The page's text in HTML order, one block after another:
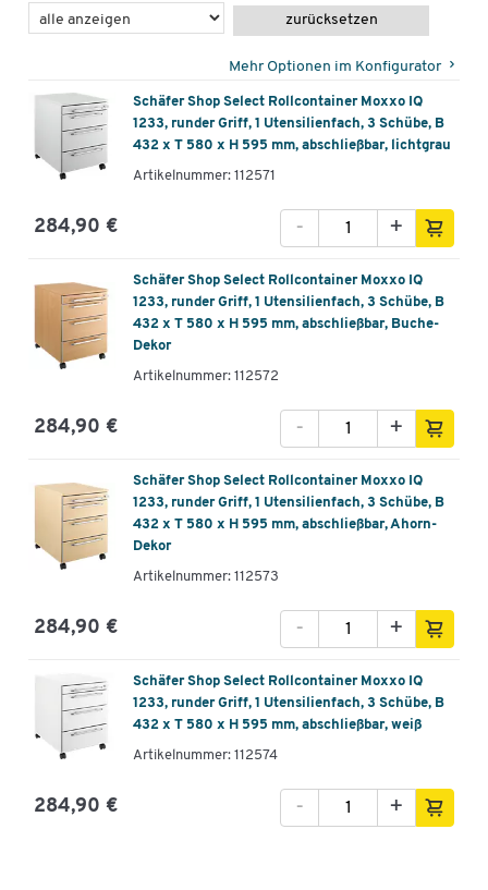
zurücksetzen
Mehr Optionen im Konfigurator
Schäfer Shop Select Rollcontainer Moxxo IQ
1233, runder Griff, 1 Utensilienfach, 3 Schübe, B
432 x T 580 x H 595 mm, abschließbar, lichtgrau
Artikelnummer: 112571
284,90 € +
-
Schäfer Shop Select Rollcontainer Moxxo IQ
1233, runder Griff, 1 Utensilienfach, 3 Schübe, B
432 x T 580 x H 595 mm, abschließbar, Buche-
Dekor
Artikelnummer: 112572
284,90 € +
-
Schäfer Shop Select Rollcontainer Moxxo IQ
1233, runder Griff, 1 Utensilienfach, 3 Schübe, B
432 x T 580 x H 595 mm, abschließbar, Ahorn-
Dekor
Artikelnummer: 112573
284,90 € +
-
Schäfer Shop Select Rollcontainer Moxxo IQ
1233, runder Griff, 1 Utensilienfach, 3 Schübe, B
432 x T 580 x H 595 mm, abschließbar, weiß
Artikelnummer: 112574
284,90 € +
-